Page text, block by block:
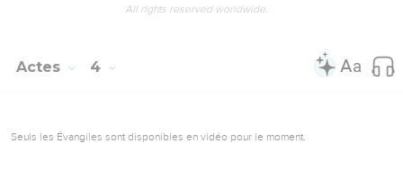
All rights reserved worldwide.
Actes 4
Seuls les Évangiles sont disponibles en vidéo pour le moment.